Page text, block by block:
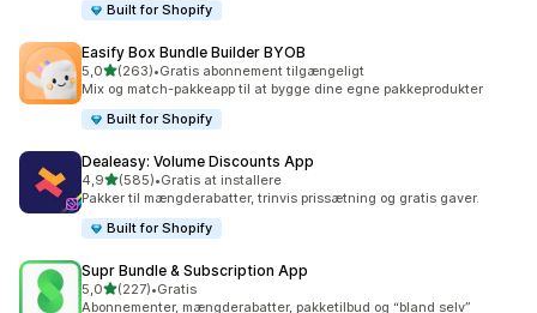
Built for Shopify
Easify Box Bundle Builder BYOB
5,0ud af 5 stjerner
(263)
263 anmeldelser i alt
•Gratis abonnement tilgængeligt
Mix og match-pakkeapp til at bygge dine egne pakkeprodukter
Built for Shopify
Dealeasy: Volume Discounts App
4,9ud af 5 stjerner
(585)
585 anmeldelser i alt
•Gratis at installere
Pakker til mængderabatter, trinvis prissætning og gratis gaver.
Built for Shopify
Supr Bundle & Subscription App
5,0ud af 5 stjerner
(227)
227 anmeldelser i alt
•Gratis
Abonnementer, mængderabatter, pakketilbud og “bland selv”